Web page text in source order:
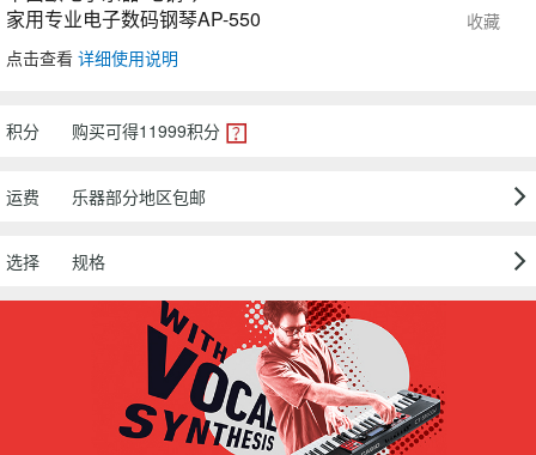
家用专业电子数码钢琴AP-550
点击查看 详细使用说明
收藏
积分 购买可得11999积分
运费 乐器部分地区包邮
选择 规格